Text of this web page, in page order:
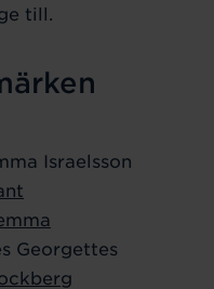
till.
Israelsson
Georgettes